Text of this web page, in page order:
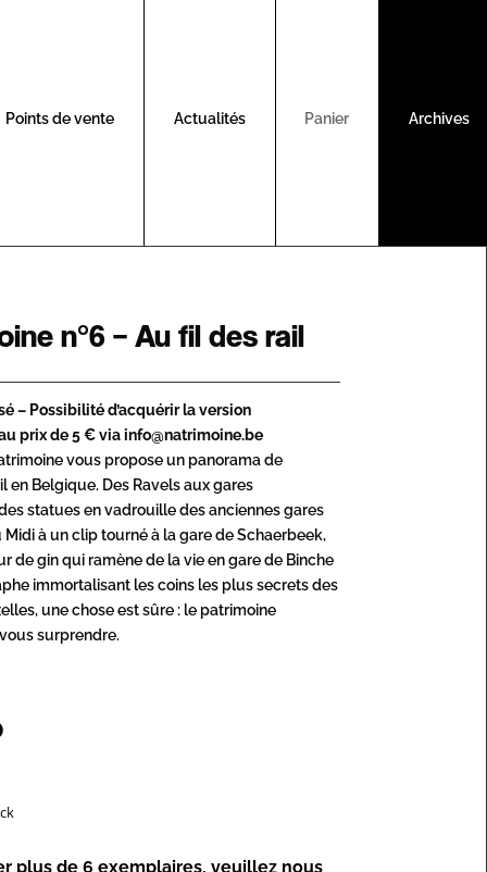
Points de vente Actualités Panier Archives
n°6 – Au fil des rail
– Possibilité d’acquérir la version
prix de 5 € via info@natrimoine.be
vous propose un panorama de
en Belgique. Des Ravels aux gares
statues en vadrouille des anciennes gares
à un clip tourné à la gare de Schaerbeek,
de gin qui ramène de la vie en gare de Binche
immortalisant les coins les plus secrets des
une chose est sûre : le patrimoine
surprendre.
plus de 6 exemplaires,veuillez nous